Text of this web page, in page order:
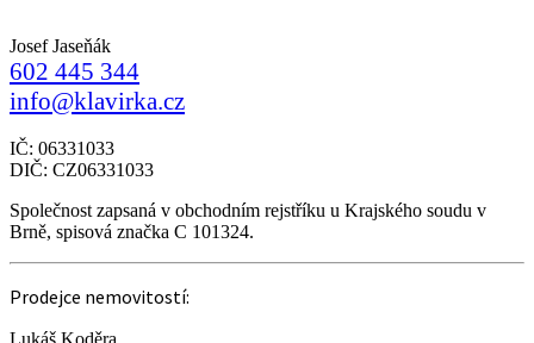
Josef Jaseňák
602 445 344
info@klavirka.cz
IČ: 06331033
DIČ: CZ06331033
Společnost zapsaná v obchodním rejstříku u Krajského soudu v
Brně, spisová značka C 101324.
Prodejce nemovitostí: